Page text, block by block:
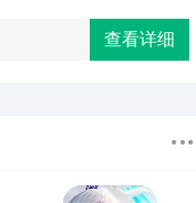
查看详细